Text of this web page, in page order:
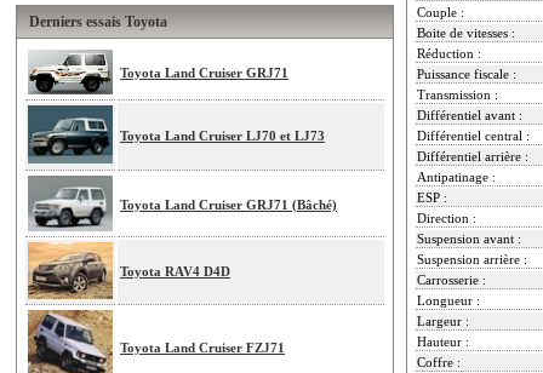
Derniers essais Toyota
Toyota Land Cruiser GRJ71
Toyota Land Cruiser LJ70 et LJ73
Toyota Land Cruiser GRJ71 (Bâché)
Toyota RAV4 D4D
Toyota Land Cruiser FZJ71
Couple :
Boite de vitesses :
Réduction :
Puissance fiscale :
Transmission :
Différentiel avant :
Différentiel central :
Différentiel arrière :
Antipatinage :
ESP :
Direction :
Suspension avant :
Suspension arrière :
Carrosserie :
Longueur :
Largeur :
Hauteur :
Coffre :